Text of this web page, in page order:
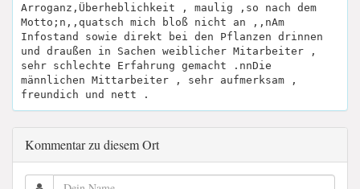
Arroganz,Überheblichkeit , maulig ,so nach dem
Motto;n,,quatsch mich bloß nicht an ,,nAm
Infostand sowie direkt bei den Pflanzen drinnen
und draußen in Sachen weiblicher Mitarbeiter ,
sehr schlechte Erfahrung gemacht .nnDie
männlichen Mittarbeiter , sehr aufmerksam ,
freundich und nett .
Kommentar zu diesem Ort